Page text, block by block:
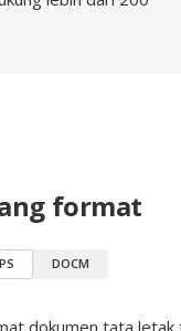
format
DOCM
dokumen tata